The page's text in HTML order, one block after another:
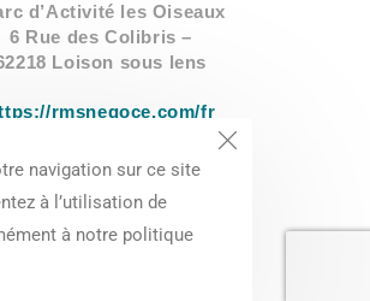
d’Activité les Oiseaux
6 Rue des Colibris –
Loison sous lens
rmsnegoce.com/fr
03.91.84.71.20
:42020513000040
navigation sur ce site
à l’utilisation de
à notre politique